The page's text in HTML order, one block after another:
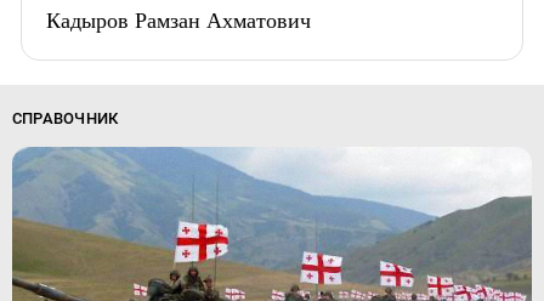
Кадыров Рамзан Ахматович
СПРАВОЧНИК